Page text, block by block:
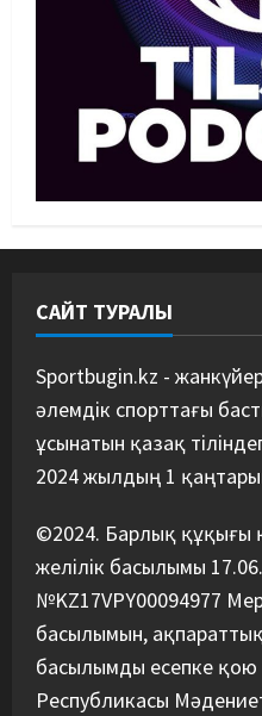
Басты
Дастан
09/08/
5
САЙТ ТУРАЛЫ
Sportbugin.kz -
әлемдік спорттағы
ұсынатын қазақ
2024 жылдың 1
©2024. Барлық құқығы
желілік басылымы
№KZ17VPY00094977
басылымын, ақпараттық
басылымды есепке қою
Республикасы